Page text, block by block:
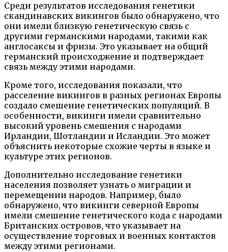
Среди результатов исследования генетики
скандинавских викингов было обнаружено, что
они имели близкую генетическую связь с
другими германскими народами, такими как
англосаксы и фризы. Это указывает на общий
германский происходжение и подтверждает
связь между этими народами.
Кроме того, исследования показали, что
расселение викингов в разных регионах Европы
создало смешение генетических популяций. В
особенности, викинги имели сравнительно
высокий уровень смешения с народами
Ирландии, Шотландии и Исландии. Это может
объяснить некоторые схожие черты в языке и
культуре этих регионов.
Дополнительно исследование генетики
населения позволяет узнать о миграции и
перемещении народов. Например, было
обнаружено, что викинги северной Европы
имели смешение генетического кода с народами
Британских островов, что указывает на
осуществление торговых и военных контактов
между этими регионами.